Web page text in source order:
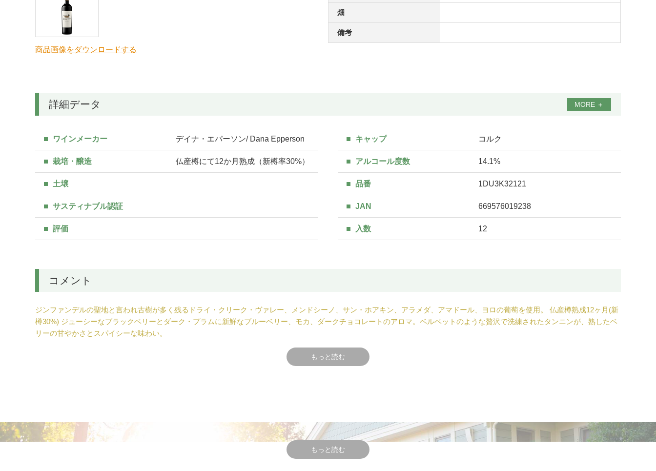
商品画像をダウンロードする
畑
備考
詳細データ MORE ＋
ワインメーカー デイナ・エパーソン/ Dana Epperson
栽培・醸造 仏産樽にて12か月熟成（新樽率30%）
土壌
サスティナブル認証
評価
キャップ コルク
アルコール度数 14.1%
品番 1DU3K32121
JAN 669576019238
入数 12
コメント
ジンファンデルの聖地と言われ古樹が多く残るドライ・クリーク・ヴァレー、メンドシーノ、サン・ホアキン、アラメダ、アマドール、ヨロの葡萄を使用。 仏産樽熟成12ヶ月(新
樽30%) ジューシーなブラックベリーとダーク・プラムに新鮮なブルーベリー、モカ、ダークチョコレートのアロマ。ベルベットのような贅沢で洗練されたタンニンが、熟したベ
リーの甘やかさとスパイシーな味わい。
もっと読む
ジンファンデルの特徴である赤い果実やスパイスの風味がよく生かされたワイン。
高品質なジンファンデルの産地として世界的に有名なドライ・クリーク・ヴァレーの厳選された畑と、カリフォルニア各地から高品質なブドウを集めて造りました。
もっと読む